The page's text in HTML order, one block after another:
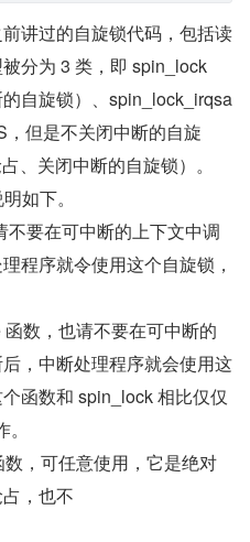
讲过的自旋锁代码，包括读
分为 3 类，即 spin_lock
的自旋锁）、spin_lock_irqsa
但是不关闭中断的自旋
、关闭中断的自旋锁）。
如下。
要在可中断的上下文中调
程序就令使用这个自旋锁，
数，也请不要在可中断的
，中断处理程序就会使用这
函数和 spin_lock 相比仅仅
，可任意使用，它是绝对
，也不